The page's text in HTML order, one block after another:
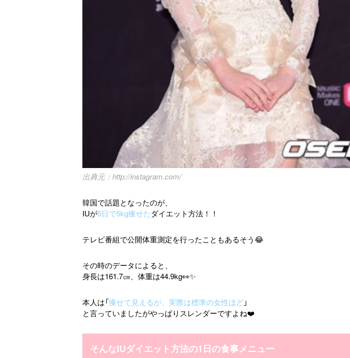
http://instagram.com/
韓国で話題となったのが、
IUが5日で5kg痩せたダイエット方法！！
テレビ番組で公開体重測定を行ったこともあるそう😂
その時のデータによると、
身長は161.7㎝、体重は44.9kg👀✨
本人は「痩せて見えるが、実際は標準の女性ほど」
と言っていましたがやっぱりスレンダーですよね❤️
そんなIUダイエット方法の1日の食事メニュー